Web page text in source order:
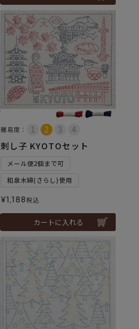
難易度：
刺し子 KYOTOセット
メール便2個まで可
和泉木綿(さらし)使用
¥1,188税込
カートに入れる